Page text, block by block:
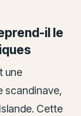
il le
une
scandinave,
Cette